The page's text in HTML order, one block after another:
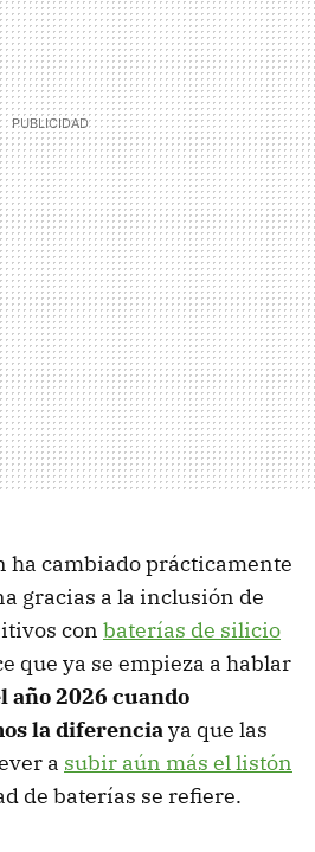
ha cambiado prácticamente
gracias a la inclusión de
con baterías de silicio
que ya se empieza a hablar
año 2026 cuando
la diferenciaya que las
a subir aún más el listón
de baterías se refiere.